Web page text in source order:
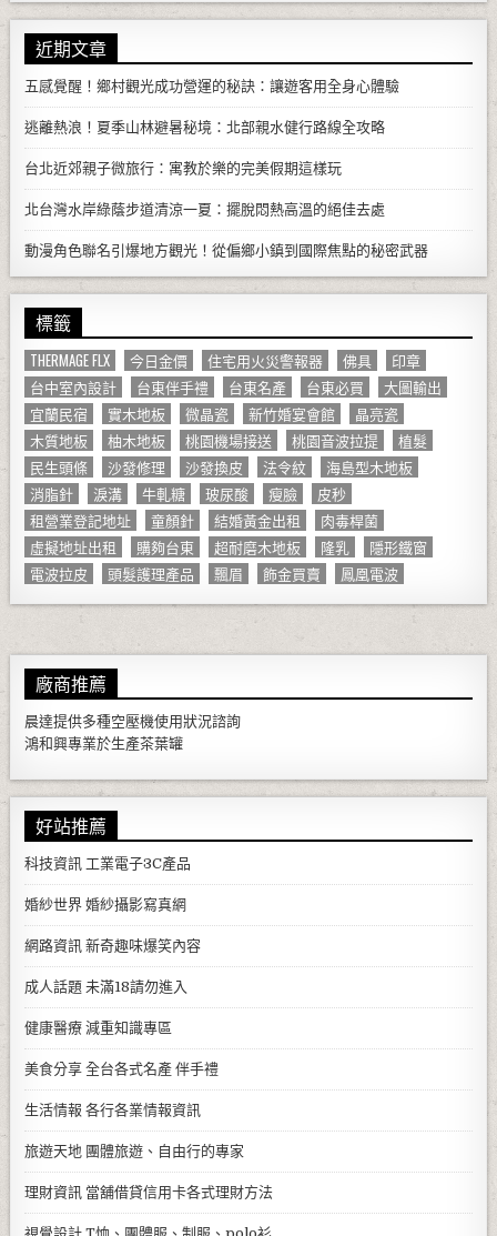
近期文章
五感覺醒！鄉村觀光成功營運的秘訣：讓遊客用全身心體驗
逃離熱浪！夏季山林避暑秘境：北部親水健行路線全攻略
台北近郊親子微旅行：寓教於樂的完美假期這樣玩
北台灣水岸綠蔭步道清涼一夏：擺脫悶熱高溫的絕佳去處
動漫角色聯名引爆地方觀光！從偏鄉小鎮到國際焦點的秘密武器
標籤
THERMAGE FLX 今日金價 住宅用火災警報器 佛具
印章
台中室內設計
台東伴手禮 台東名產 台東必買
大圖輸出
宜蘭民宿
實木地板 微晶瓷 新竹婚宴會館
晶亮瓷
木質地板
柚木地板 桃園機場接送 桃園音波拉提
植髮
民生頭條
沙發修理 沙發換皮 法令紋
海島型木地板
消脂針
淚溝 牛軋糖 玻尿酸 瘦臉
皮秒
租營業登記地址
童顏針 結婚黃金出租
肉毒桿菌
虛擬地址出租
購夠台東 超耐磨木地板 隆乳
隱形鐵窗
電波拉皮
頭髮護理產品 飄眉 飾金買賣 鳳凰電波
廠商推薦
晨達提供多種空壓機使用狀況諮詢
鴻和興專業於生產茶葉罐
好站推薦
科技資訊 工業電子3C產品
婚紗世界 婚紗攝影寫真網
網路資訊 新奇趣味爆笑內容
成人話題 未滿18請勿進入
健康醫療 減重知識專區
美食分享 全台各式名產 伴手禮
生活情報 各行各業情報資訊
旅遊天地 團體旅遊、自由行的專家
理財資訊 當舖借貸信用卡各式理財方法